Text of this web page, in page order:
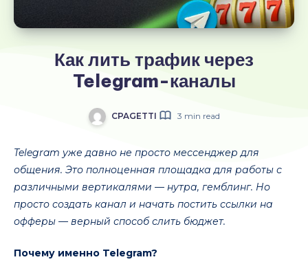
Как лить трафик через
Telegram-каналы
CPAGETTI 3 min read
Telegram уже давно не просто мессенджер для
общения. Это полноценная площадка для работы с
различными вертикалями — нутра, гемблинг. Но
просто создать канал и начать постить ссылки на
офферы — верный способ слить бюджет.
Почему именно Telegram?